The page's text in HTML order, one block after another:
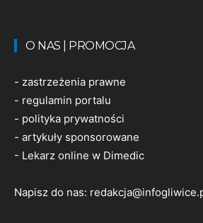
O NAS | PROMOCJA
- zastrzeżenia prawne
- regulamin portalu
- polityka prywatności
- artykuły sponsorowane
- Lekarz online w Dimedic
Napisz do nas: